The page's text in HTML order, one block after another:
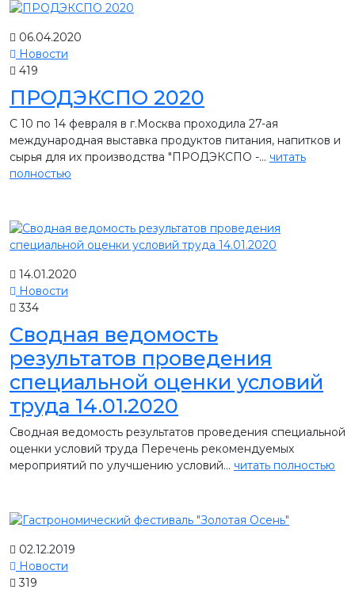
06.04.2020
Новости
419
ПРОДЭКСПО 2020
С 10 по 14 февраля в г.Москва проходила 27-ая
международная выставка продуктов питания, напитков и
сырья для их производства "ПРОДЭКСПО -... читать
полностью
14.01.2020
Новости
334
Сводная ведомость
результатов проведения
специальной оценки условий
труда 14.01.2020
Сводная ведомость результатов проведения специальной
оценки условий труда Перечень рекомендуемых
мероприятий по улучшению условий... читать полностью
02.12.2019
Новости
319